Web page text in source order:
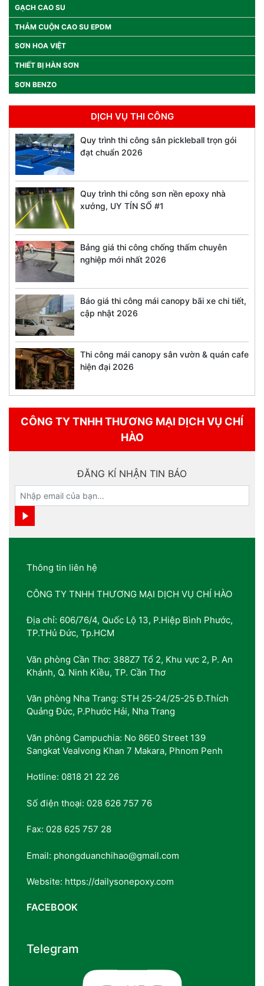
GẠCH CAO SU
THẢM CUỘN CAO SU EPDM
SƠN HOA VIỆT
THIẾT BỊ HÀN SƠN
SƠN BENZO
DỊCH VỤ THI CÔNG
Quy trình thi công sân pickleball trọn gói
đạt chuẩn 2026
Quy trình thi công sơn nền epoxy nhà
xưởng, UY TÍN SỐ #1
Bảng giá thi công chống thấm chuyên
nghiệp mới nhất 2026
Báo giá thi công mái canopy bãi xe chi tiết,
cập nhật 2026
Thi công mái canopy sân vườn & quán cafe
hiện đại 2026
CÔNG TY TNHH THƯƠNG MẠI DỊCH VỤ CHÍ
HÀO
ĐĂNG KÍ NHẬN TIN BÁO
Thông tin liên hệ
CÔNG TY TNHH THƯƠNG MẠI DỊCH VỤ CHÍ HÀO
Địa chỉ: 606/76/4, Quốc Lộ 13, P.Hiệp Bình Phước,
TP.THủ Đức, Tp.HCM
Văn phòng Cần Thơ: 388Z7 Tổ 2, Khu vực 2, P. An
Khánh, Q. Ninh Kiều, TP. Cần Thơ
Văn phòng Nha Trang: STH 25-24/25-25 Đ.Thích
Quảng Đức, P.Phước Hải, Nha Trang
Văn phòng Campuchia: No 86E0 Street 139
Sangkat Vealvong Khan 7 Makara, Phnom Penh
Hotline: 0818 21 22 26
Số điện thoại: 028 626 757 76
Fax: 028 625 757 28
Email: phongduanchihao@gmail.com
Website: https://dailysonepoxy.com
FACEBOOK
Telegram